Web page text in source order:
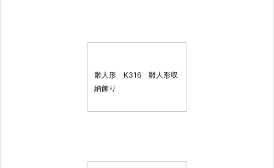
雛人形 K316 雛人形収
納飾り